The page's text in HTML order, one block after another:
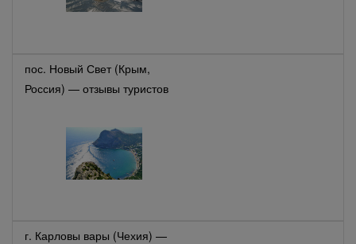
пос. Новый Свет (Крым,
Россия) — отзывы туристов
г. Карловы вары (Чехия) —